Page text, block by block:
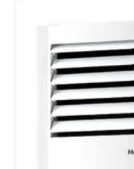
Цена 0 - 2000000 ₽